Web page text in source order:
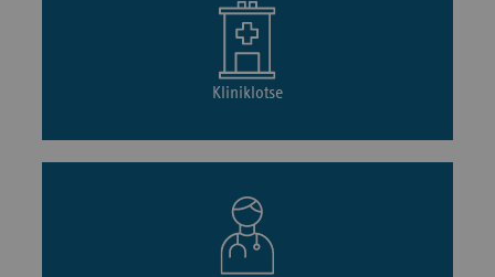
Kliniklotse